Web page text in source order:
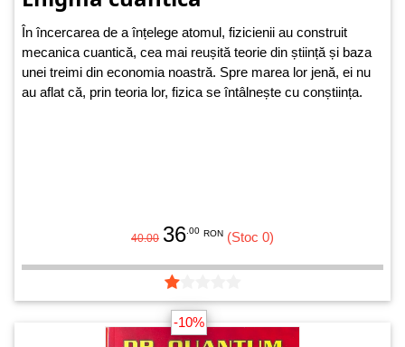
În încercarea de a înțelege atomul, fizicienii au construit
mecanica cuantică, cea mai reușită teorie din știință și baza
unei treimi din economia noastră. Spre marea lor jenă, ei nu
au aflat că, prin teoria lor, fizica se întâlnește cu conștiința.
40.00 36 .00 RON (Stoc 0)
-10%